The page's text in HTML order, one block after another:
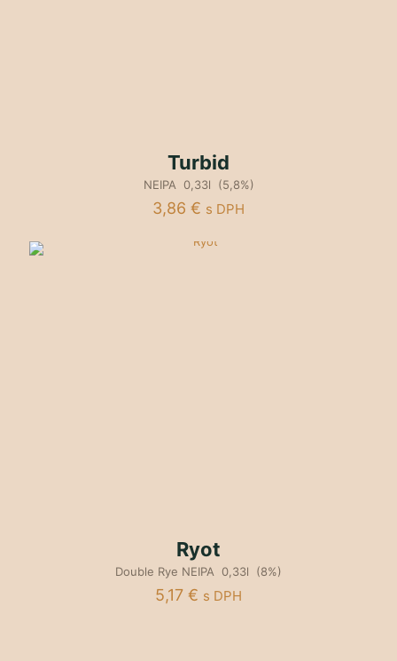
Turbid
NEIPA 0,33l (5,8%)
3,86 € s DPH
Ryot
Double Rye NEIPA 0,33l (8%)
5,17 € s DPH